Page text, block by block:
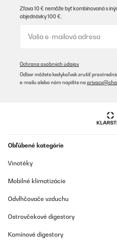
Zľava 10 € nemôže byť kombinovaná s
objednávky 100 €.
Ochrana osobných údajov
Odber môžete kedykoľvek zrušiť
e-mailu alebo nám napíšte na
Obľúbené kategórie
Vinotéky
Mobilné klimatizácie
Odvlhčovače vzduchu
Ostrovčekové digestory
Komínové digestory